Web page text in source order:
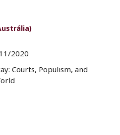
2020
Courts, Populism, and